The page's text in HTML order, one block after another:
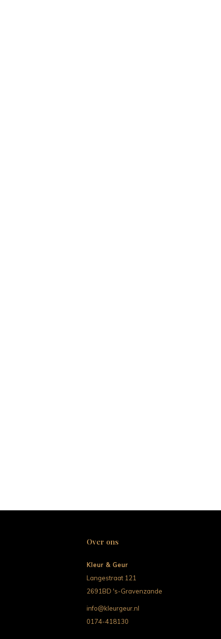
Over ons
Kleur & Geur
Langestraat 121
2691BD 's-Gravenzande
info@kleurgeur.nl
0174-418130